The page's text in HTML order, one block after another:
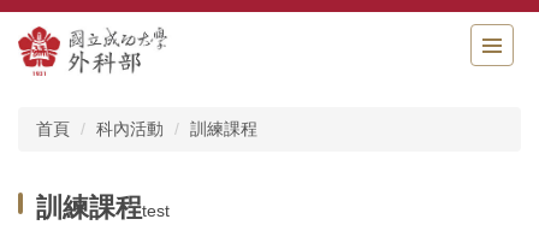
跳
到
主
首頁 科內活動 訓練課程
訓練課程test